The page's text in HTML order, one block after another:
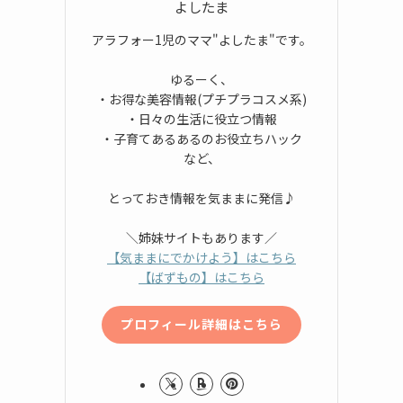
よしたま
アラフォー1児のママ"よしたま"です。
ゆるーく、
・お得な美容情報(プチプラコスメ系)
・日々の生活に役立つ情報
・子育てあるあるのお役立ちハック
など、
とっておき情報を気ままに発信♪
＼姉妹サイトもあります／
【気ままにでかけよう】はこちら
【ばずもの】はこちら
プロフィール詳細はこちら